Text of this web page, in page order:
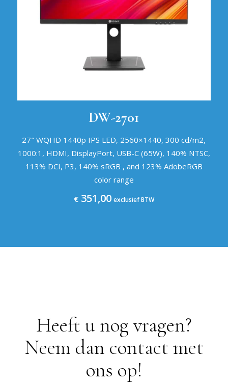
DW-2701
27″ WQHD 1440p IPS LED, 2560×1440, 300 cd/m2,
1000:1, HDMI, DisplayPort, USB-C (65W), 140% NTSC,
113% DCI, P3, 140% sRGB , and 123% AdobeRGB
color range
€351,00 exclusief BTW
Heeft u nog vragen?
Neem dan contact met
ons op!